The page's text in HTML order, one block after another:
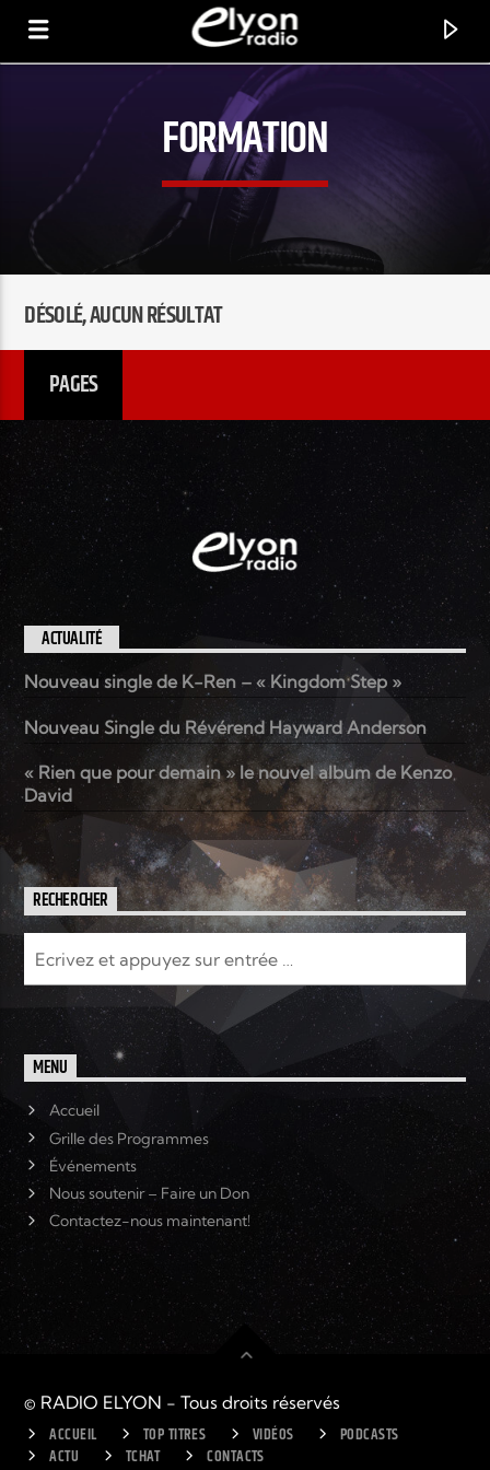
RADIO ELYON
POSITIVE ET ENCOURAGEANTE !
EN CE MOMENT
TITRE
ARTISTE
Radio Elyon
Elyon Rhema
Elyon Live
Elyon Kids
FORMATION
DÉSOLÉ, AUCUN RÉSULTAT
PAGES
ACTUALITÉ
Nouveau single de K-Ren – « Kingdom Step »
Nouveau Single du Révérend Hayward Anderson
« Rien que pour demain » le nouvel album de Kenzo
David
RECHERCHER
MENU
Accueil
Grille des Programmes
Événements
Nous soutenir – Faire un Don
Contactez-nous maintenant!
© RADIO ELYON - Tous droits réservés
ACCUEIL TOP TITRES VIDÉOS
PODCASTS
ACTU
TCHAT CONTACTS